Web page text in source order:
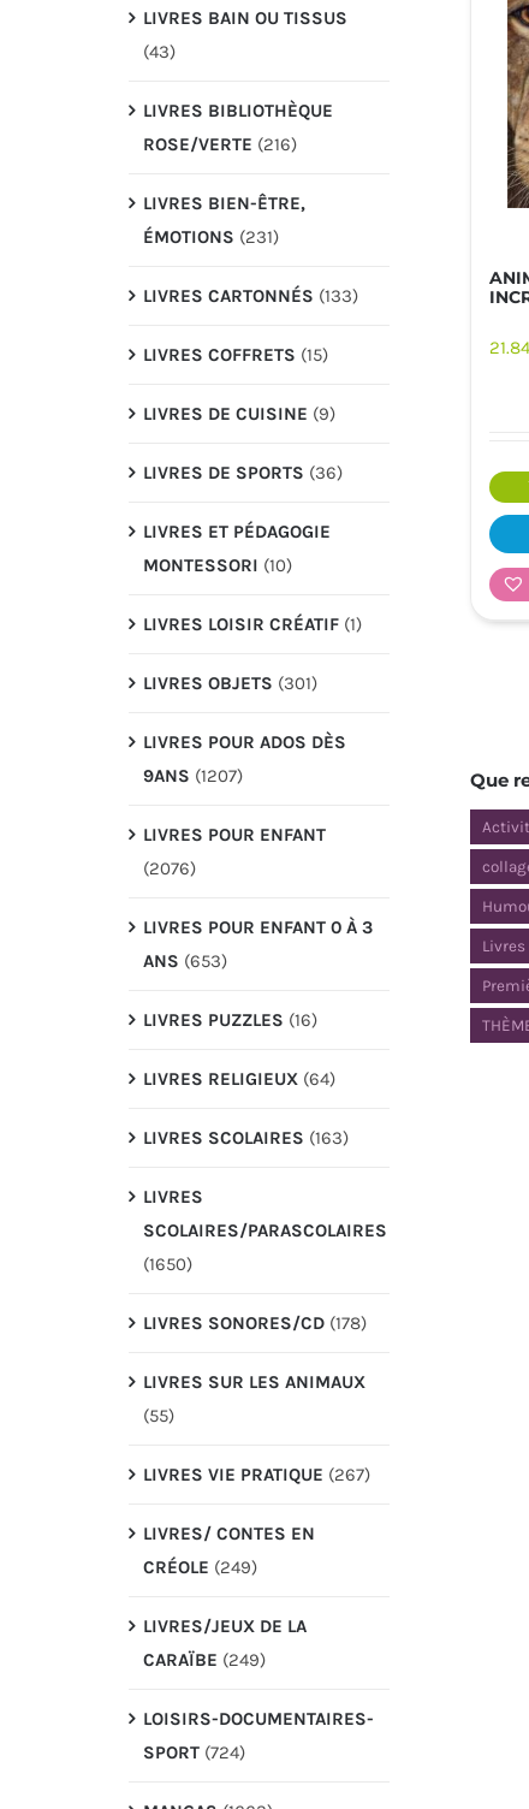
LIVRES BAIN OU TISSUS
(43)
LIVRES BIBLIOTHÈQUE
ROSE/VERTE (216)
LIVRES BIEN-ÊTRE,
ÉMOTIONS (231)
LIVRES CARTONNÉS (133)
LIVRES COFFRETS (15)
LIVRES DE CUISINE (9)
LIVRES DE SPORTS (36)
LIVRES ET PÉDAGOGIE
MONTESSORI (10)
LIVRES LOISIR CRÉATIF (1)
LIVRES OBJETS (301)
LIVRES POUR ADOS DÈS
9ANS (1207)
LIVRES POUR ENFANT
(2076)
LIVRES POUR ENFANT 0 À 3
ANS (653)
LIVRES PUZZLES (16)
LIVRES RELIGIEUX (64)
LIVRES SCOLAIRES (163)
LIVRES
SCOLAIRES/PARASCOLAIRES
(1650)
LIVRES SONORES/CD (178)
LIVRES SUR LES ANIMAUX
(55)
LIVRES VIE PRATIQUE (267)
LIVRES/ CONTES EN
CRÉOLE (249)
LIVRES/JEUX DE LA
CARAÏBE (249)
LOISIRS-DOCUMENTAIRES-
SPORT (724)
Que